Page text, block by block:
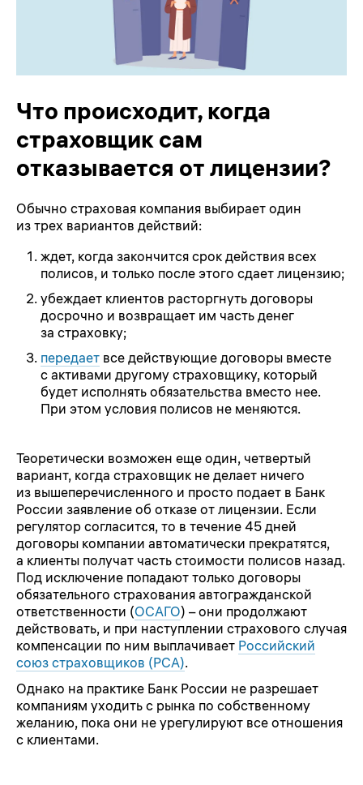
Что происходит, когда
страховщик сам
отказывается от лицензии?
Обычно страховая компания выбирает один
из трех вариантов действий:
ждет, когда закончится срок действия всех
полисов, и только после этого сдает лицензию;
убеждает клиентов расторгнуть договоры
досрочно и возвращает им часть денег
за страховку;
передает все действующие договоры вместе
с активами другому страховщику, который
будет исполнять обязательства вместо нее.
При этом условия полисов не меняются.
Теоретически возможен еще один, четвертый
вариант, когда страховщик не делает ничего
из вышеперечисленного и просто подает в Банк
России заявление об отказе от лицензии. Если
регулятор согласится, то в течение 45 дней
договоры компании автоматически прекратятся,
а клиенты получат часть стоимости полисов назад.
Под исключение попадают только договоры
обязательного страхования автогражданской
ответственности (ОСАГО) – они продолжают
действовать, и при наступлении страхового случая
компенсации по ним выплачивает Российский
союз страховщиков (РСА).
Однако на практике Банк России не разрешает
компаниям уходить с рынка по собственному
желанию, пока они не урегулируют все отношения
с клиентами.